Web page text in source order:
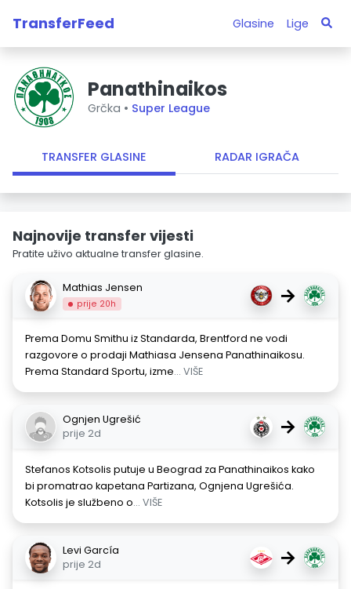
TransferFeed Glasine Lige
Panathinaikos
Grčka • Super League
TRANSFER GLASINE RADAR IGRAČA
Najnovije transfer vijesti
Pratite uživo aktualne transfer glasine.
Mathias Jensen
prije 20h →
Prema Domu Smithu iz Standarda, Brentford ne vodi
razgovore o prodaji Mathiasa Jensena Panathinaikosu.
Prema Standard Sportu, izme... VIŠE
Ognjen Ugrešić
prije 2d
→
Stefanos Kotsolis putuje u Beograd za Panathinaikos kako
bi promatrao kapetana Partizana, Ognjena Ugrešića.
Kotsolis je službeno o... VIŠE
Levi García
prije 2d
→